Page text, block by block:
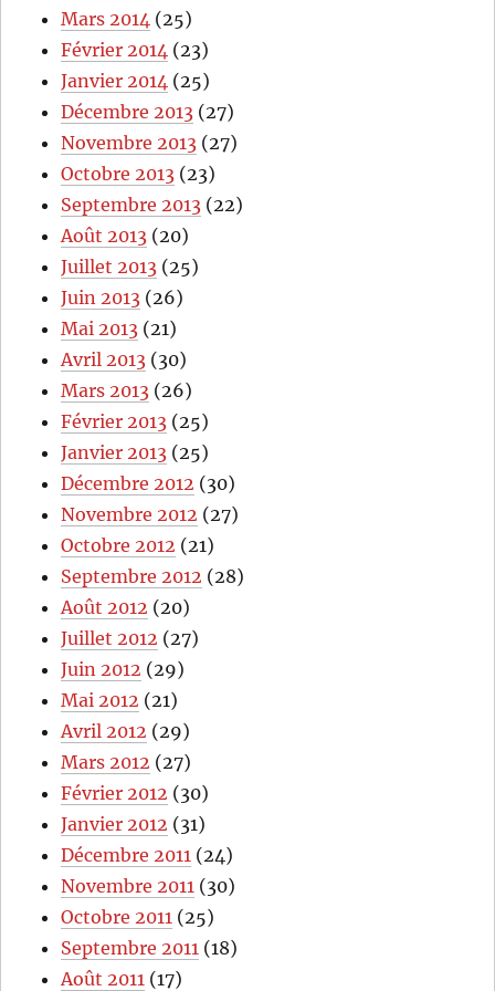
Mars 2014 (25)
Février 2014 (23)
Janvier 2014 (25)
Décembre 2013 (27)
Novembre 2013 (27)
Octobre 2013 (23)
Septembre 2013 (22)
Août 2013 (20)
Juillet 2013 (25)
Juin 2013 (26)
Mai 2013 (21)
Avril 2013 (30)
Mars 2013 (26)
Février 2013 (25)
Janvier 2013 (25)
Décembre 2012 (30)
Novembre 2012 (27)
Octobre 2012 (21)
Septembre 2012 (28)
Août 2012 (20)
Juillet 2012 (27)
Juin 2012 (29)
Mai 2012 (21)
Avril 2012 (29)
Mars 2012 (27)
Février 2012 (30)
Janvier 2012 (31)
Décembre 2011 (24)
Novembre 2011 (30)
Octobre 2011 (25)
Septembre 2011 (18)
Août 2011 (17)